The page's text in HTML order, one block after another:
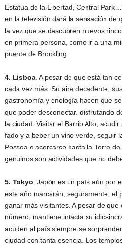
Estatua de la Libertad, Central
en la televisión dará la sensación de
la vez que se descubren nuevos
en primera persona, como ir a una
puente de Brookling.
4. Lisboa . A pesar de que está tan
cada vez más. Su aire decadente,
gastronomía y enología hacen que
que poder desconectar, disfrutando
la ciudad. Visitar el Barrio Alto,
fado y a beber un vino verde, seguir
Pessoa o acercarse hasta la Torre
genuinos son actividades que no
5. Tokyo . Japón es un país aún por
este año marcarán, seguramente, el
ganar más visitantes. A pesar de que
número, mantiene intacta su
acuden al país siempre se
ciudad con tanta esencia. Los